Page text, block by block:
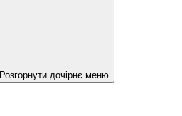
Розгорнути дочірнє меню